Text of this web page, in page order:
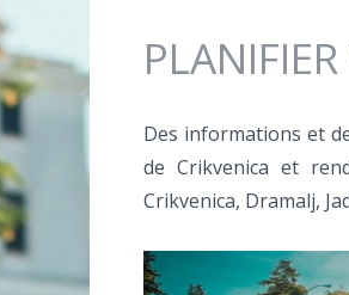
Jump to navigation
Des informations et
de Crikvenica et
Crikvenica, Dramalj,